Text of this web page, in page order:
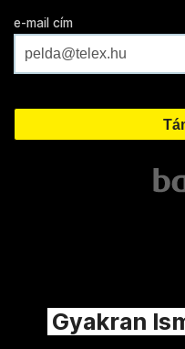
e-mail cím
Gyakran